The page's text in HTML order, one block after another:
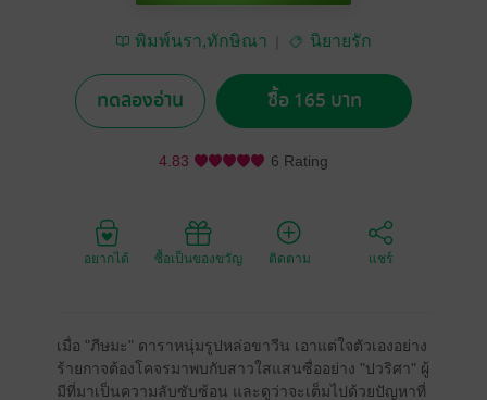
พิมพ์นรา,ทักษิณา นิยายรัก
ทดลองอ่าน ซื้อ 165 บาท
4.83 6 Rating
อยากได้ ซื้อเป็นของขวัญ ติดตาม แชร์
เมื่อ "ภีษมะ" ดาราหนุ่มรูปหล่อขาวีน เอาแต่ใจตัวเองอย่าง
ร้ายกาจต้องโคจรมาพบกับสาวใสแสนซื่ออย่าง "ปวริศา" ผู้
มีที่มาเป็นความลับซับซ้อน และดูว่าจะเต็มไปด้วยปัญหาที่